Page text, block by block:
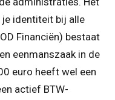
identiteit bij alle
Financiën) bestaat
eenmanszaak in de
euro heeft wel een
actief BTW-